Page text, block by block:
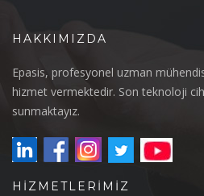
HAKKIMIZDA
Epasis, profesyonel uzman
hizmet vermektedir. Son teknoloji
sunmaktayız.
HIZMETLERIMIZ